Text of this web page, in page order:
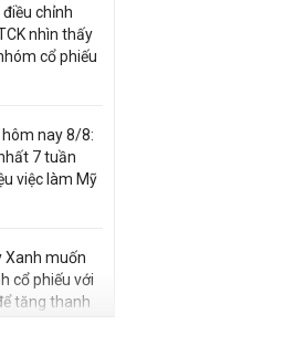
chỉnh
nhìn thấy
cổ phiếu
hôm nay 8/8:
7 tuần
việc làm Mỹ
Xanh muốn
cổ phiếu với
tăng thanh